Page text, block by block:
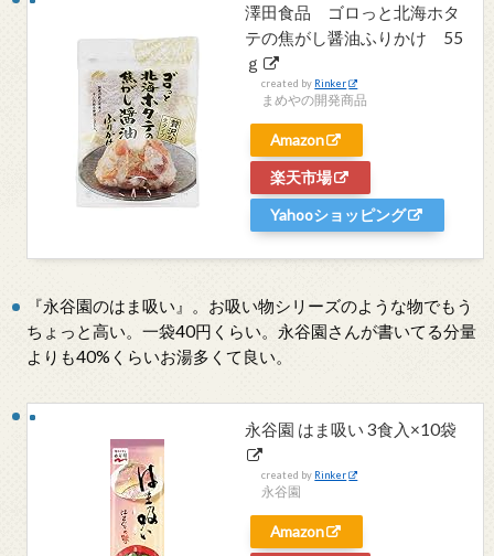
澤田食品 ゴロっと北海ホタ
テの焦がし醤油ふりかけ 55
ｇ
created by Rinker
まめやの開発商品
Amazon
楽天市場
Yahooショッピング
『永谷園のはま吸い』。お吸い物シリーズのような物でもう
ちょっと高い。一袋40円くらい。永谷園さんが書いてる分量
よりも40%くらいお湯多くて良い。
永谷園 はま吸い 3食入×10袋
created by Rinker
永谷園
Amazon